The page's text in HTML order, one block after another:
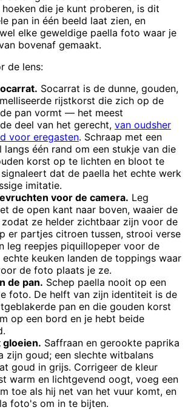
die je kunt proberen, is dit
pan in één beeld laat zien, en
elke geweldige paella foto waar je
bovenaf gemaakt.
de lens:
Socarrat is de dunne, gouden,
rijstkorst die zich op de
pan vormt — het meest
deel van het gerecht, van oudsher
voor eregasten. Schraap met een
langs één rand om een stukje van die
korst op te lichten en bloot te
dat de paella het echte werk
imitatie.
voor de camera. Leg
de open kant naar boven, waaier de
ze helder zichtbaar zijn voor de
er partjes citroen tussen, strooi verse
leg reepjes piquillopeper voor de
echte keuken landen de toppings waar
de foto plaats je ze.
de pan. Schep paella nooit op een
foto. De helft van zijn identiteit is de
pan en die gouden korst
op een bord en je hebt beide
gloeien. Saffraan en gerookte paprika
zijn goud; een slechte witbalans
goud in grijs. Corrigeer de kleur
warm en lichtgevend oogt, voeg een
toe als hij net van het vuur komt, en
foto's om in te bijten.